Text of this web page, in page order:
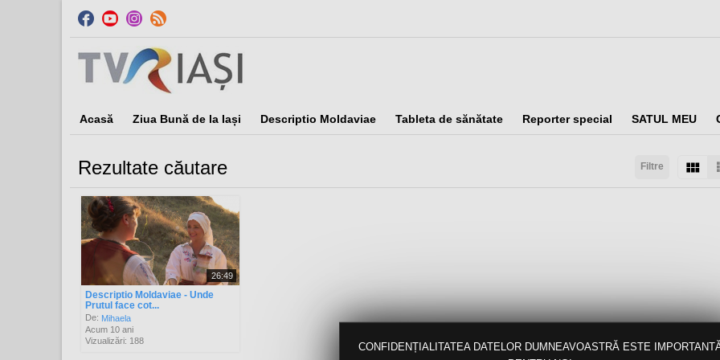
CONFIDENȚIALITATEA DATELOR DUMNEAVOASTRĂ ESTE
Acasă Ziua Bună de la Iași Descriptio Moldaviae Tableta de sănătate Reporter special SATUL MEU
Filtre
Rezultate căutare
26:49
Descriptio Moldaviae - Unde
Prutul face cot...
De: Mihaela
Acum 10 ani
Vizualizări: 188